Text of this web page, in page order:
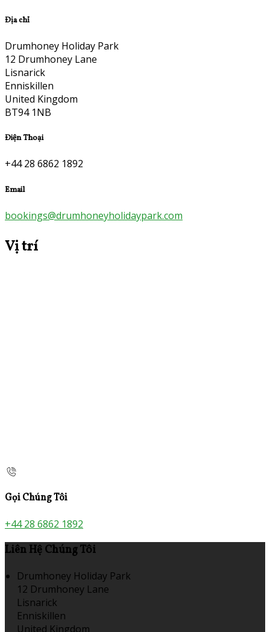
Địa chỉ
Drumhoney Holiday Park
12 Drumhoney Lane
Lisnarick
Enniskillen
United Kingdom
BT94 1NB
Điện Thoại
+44 28 6862 1892
Email
bookings@drumhoneyholidaypark.com
Vị trí
Gọi Chúng Tôi
+44 28 6862 1892
Liên Hệ Chúng Tôi
Drumhoney Holiday Park
12 Drumhoney Lane
Lisnarick
Enniskillen
United Kingdom